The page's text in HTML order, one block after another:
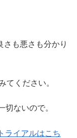
も悪さも分かり
てください。
ないので。
ライアルはこち